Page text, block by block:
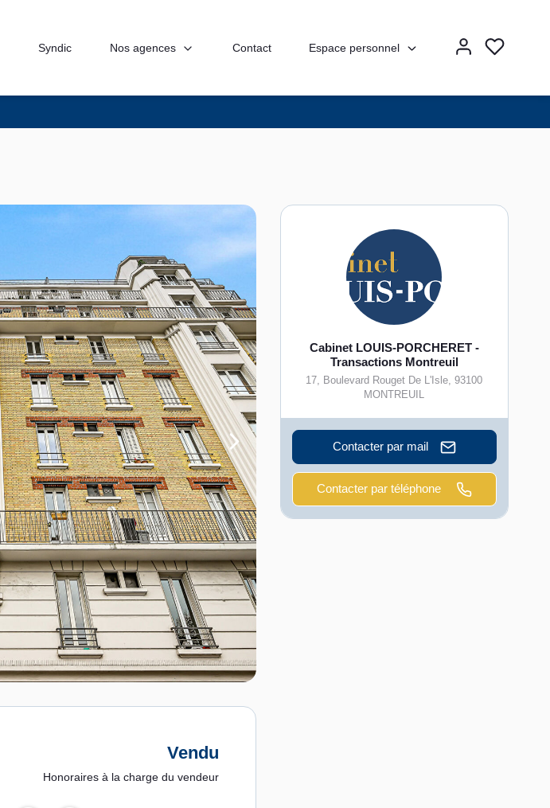
Syndic Nos agences Contact Espace personnel
Vendu
Honoraires à la charge du vendeur
Cabinet LOUIS-PORCHERET -
Transactions Montreuil
17, Boulevard Rouget De L'Isle,93100
MONTREUIL
Contacter par mail
Contacter par téléphone